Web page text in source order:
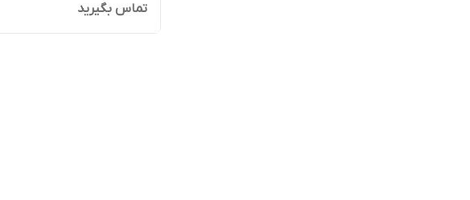
plus
تماس بگیرید